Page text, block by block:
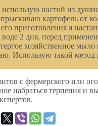
использую настой из
картофель от
приготовления я
воде 2 дня, перед
хозяйственное мыло
Использую такой метод
с фермерского или
набраться терпения и